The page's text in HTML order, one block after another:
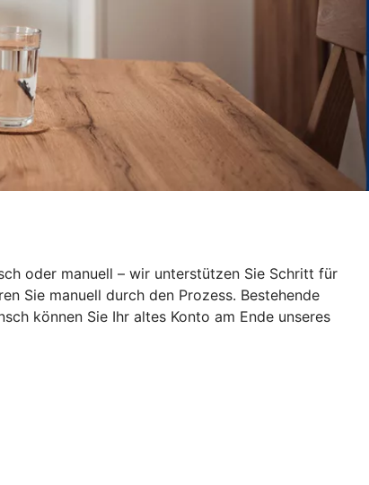
oder manuell – wir unterstützen Sie Schritt für
Sie manuell durch den Prozess. Bestehende
können Sie Ihr altes Konto am Ende unseres